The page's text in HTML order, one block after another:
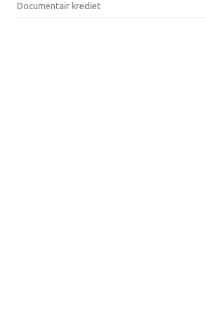
Documentair krediet